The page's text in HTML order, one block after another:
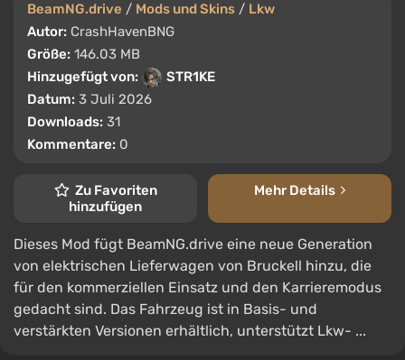
BeamNG.drive / Mods und Skins / Lkw
Autor: CrashHavenBNG
Größe: 146.03 MB
Hinzugefügt von:
STR1KE
Datum: 3 Juli 2026
Downloads: 31
Kommentare: 0
Zu Favoriten
hinzufügen
Mehr Details
Dieses Mod fügt BeamNG.drive eine neue Generation
von elektrischen Lieferwagen von Bruckell hinzu, die
für den kommerziellen Einsatz und den Karrieremodus
gedacht sind. Das Fahrzeug ist in Basis- und
verstärkten Versionen erhältlich, unterstützt Lkw- ...